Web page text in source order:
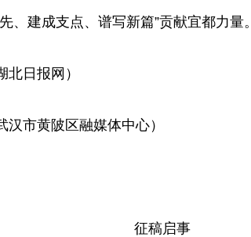
、建成支点、谱写新篇”贡献宜都力量。
日报网）
汉市黄陂区融媒体中心）
征稿启事